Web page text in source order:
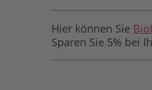
Hier können Sie
Sparen Sie 5% bei